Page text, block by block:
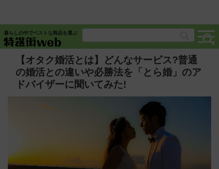
暮らしの中でベストな商品を選ぶ
【オタク婚活とは】どんなサービス?普通
の婚活との違いや必勝法を「とら婚」のア
ドバイザーに聞いてみた!